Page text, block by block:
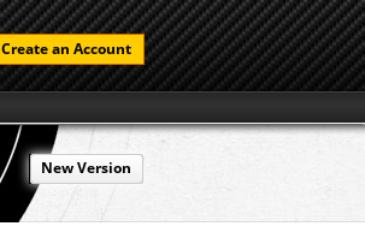
Create an Account
New Version